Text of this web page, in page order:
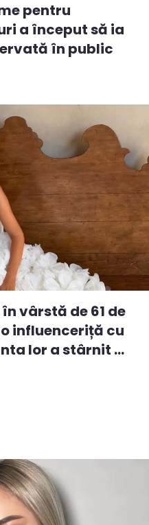
pentru
a început să ia
în public
vârstă de 61 de
influenceriță cu
lor a stârnit ...